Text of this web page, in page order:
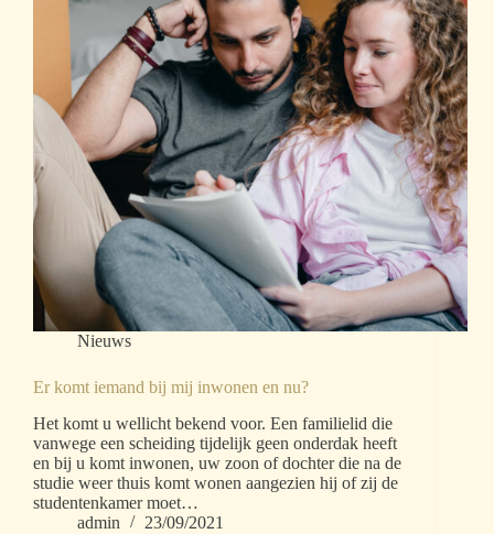
Nieuws
Er komt iemand bij mij inwonen en nu?
Het komt u wellicht bekend voor. Een familielid die
vanwege een scheiding tijdelijk geen onderdak heeft
en bij u komt inwonen, uw zoon of dochter die na de
studie weer thuis komt wonen aangezien hij of zij de
studentenkamer moet…
admin
23/09/2021